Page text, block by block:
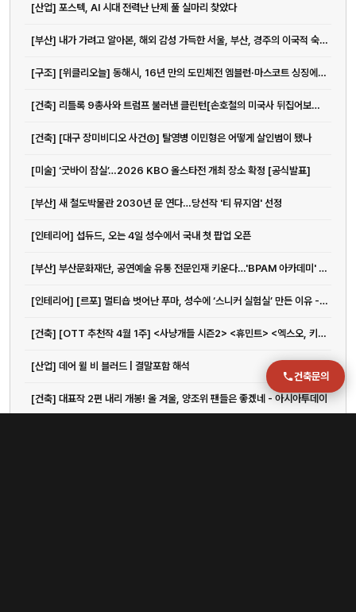
[산업] 포스텍, AI 시대 전력난 난제 풀 실마리 찾았다
[부산] 내가 가려고 알아본, 해외 감성 가득한 서울, 부산, 경주의 이국적 숙소 | 지큐 코리아 (GQ Korea)
[구조] [위클리오늘] 동해시, 16년 만의 도민체전 엠블런·마스코트 싱징에 담은 의미 공개 < 강원 < 전국지사 < 기사본문 - 위클리오늘
[건축] 리틀록 9총사와 트럼프 불러낸 클린턴[손호철의 미국사 뒤집어보기](32)
[건축] [대구 장미비디오 사건③] 탈영병 이민형은 어떻게 살인범이 됐나
[미술] ‘굿바이 잠실’…2026 KBO 올스타전 개최 장소 확정 [공식발표]
[부산] 새 철도박물관 2030년 문 연다…당선작 '티 뮤지엄' 선정
[인테리어] 섭듀드, 오는 4일 성수에서 국내 첫 팝업 오픈
[부산] 부산문화재단, 공연예술 유통 전문인재 키운다…'BPAM 아카데미' < 사회 < 기사본문 - LG헬로비전
[인테리어] [르포] 멀티숍 벗어난 푸마, 성수에 ‘스니커 실험실’ 만든 이유 - 아시아투데이
[건축] [OTT 추천작 4월 1주] <사냥개들 시즌2> <휴민트> <엑스오, 키티 3> <아바...
[산업] 데어 윌 비 블러드 | 결말포함 해석
[건축] 대표작 2편 내리 개봉! 올 겨울, 양조위 팬들은 좋겠네 - 아시아투데이
건축문의
jmc@chiho.co.kr
주소
POSCO 샤인오피스 306호
운영시간